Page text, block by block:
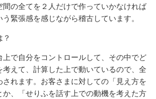
間の全てを２人だけで作っていかなければ
緊張感を感じながら稽古しています。
で自分をコントロールして、その中でど
考えて、計算した上で動いているので、全
れます。お客さまに対しての「見え方を
、「せりふを話す上での動機を考えた方